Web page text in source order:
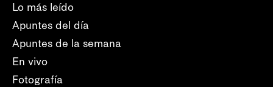
Lo más leído
Apuntes del día
Apuntes de la semana
En vivo
Fotografía